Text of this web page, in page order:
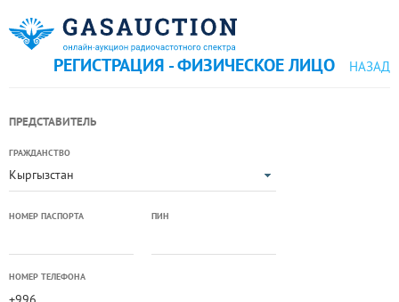
РЕГИСТРАЦИЯ - ФИЗИЧЕСКОЕ ЛИЦО НАЗАД
ПРЕДСТАВИТЕЛЬ
ГРАЖДАНСТВО
Кыргызстан
НОМЕР ПАСПОРТА ПИН
НОМЕР ТЕЛЕФОНА